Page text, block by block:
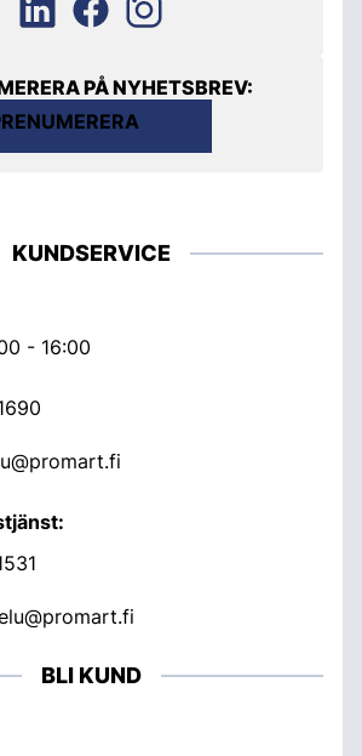
PÅ NYHETSBREV:
KUNDSERVICE
- 16:00
BLI KUND